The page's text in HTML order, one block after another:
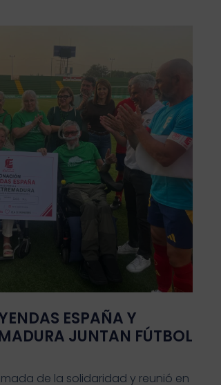
ESPAÑA Y
JUNTAN FÚTBOL
de la solidaridad y reunió en